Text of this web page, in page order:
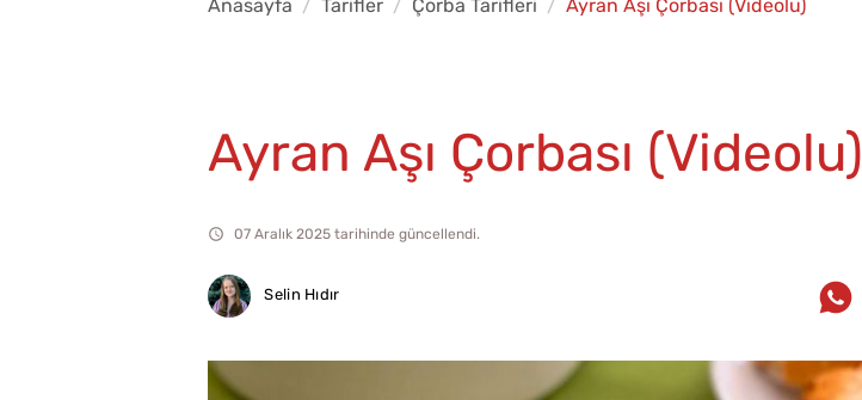
Anasayfa Tarifler Çorba Tarifleri Ayran Aşı Çorbası (Videolu)
Ayran Aşı Çorbası (Videolu)
07 Aralık 2025 tarihinde güncellendi.
Selin Hıdır